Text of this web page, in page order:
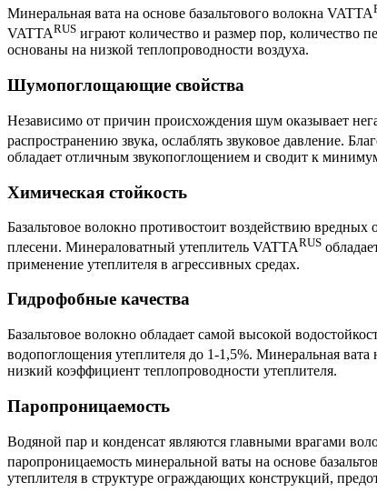
Минеральная вата на основе базальтового волокна VATTA
VATTARUS играют количество и размер пор, количество
основаны на низкой теплопроводности воздуха.
Шумопоглощающие свойства
Независимо от причин происхождения шум оказывает
распространению звука, ослаблять звуковое давление.
обладает отличным звукопоглощением и сводит к
Химическая стойкость
Базальтовое волокно противостоит воздействию
плесени. Минераловатный утеплитель VATTARUS
применение утеплителя в агрессивных средах.
Гидрофобные качества
Базальтовое волокно обладает самой высокой
водопоглощения утеплителя до 1-1,5%. Минеральная вата
низкий коэффициент теплопроводности утеплителя.
Паропроницаемость
Водяной пар и конденсат являются главными врагами
паропроницаемость минеральной ваты на основе
утеплителя в структуре ограждающих конструкций,